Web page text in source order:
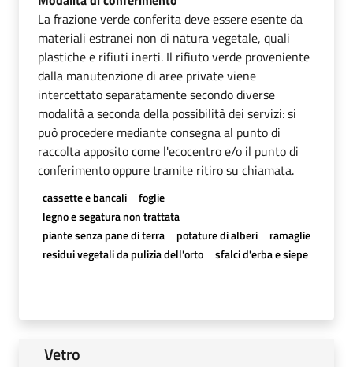
La frazione verde conferita deve essere esente da
materiali estranei non di natura vegetale, quali
plastiche e rifiuti inerti. Il rifiuto verde proveniente
dalla manutenzione di aree private viene
intercettato separatamente secondo diverse
modalità a seconda della possibilità dei servizi: si
può procedere mediante consegna al punto di
raccolta apposito come l'ecocentro e/o il punto di
conferimento oppure tramite ritiro su chiamata.
cassette e bancali
foglie
legno e segatura non trattata
piante senza pane di terra
potature di alberi
ramaglie
residui vegetali da pulizia dell'orto
sfalci d'erba e siepe
Vetro